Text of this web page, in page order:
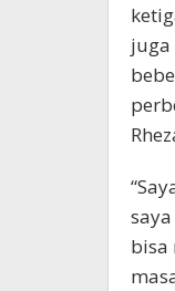
juga
bisa